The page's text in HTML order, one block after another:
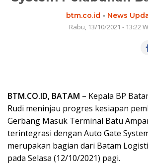
btm.co.id - News
Rabu, 13/10/2021 - 13:22
BTM.CO.ID, BATAM – Kepala BP
Rudi meninjau progres kesiapan
Gerbang Masuk Terminal Batu
terintegrasi dengan Auto Gate
merupakan bagian dari Batam
pada Selasa (12/10/2021) pagi.